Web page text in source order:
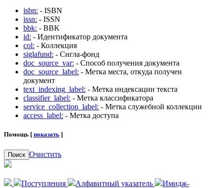
isbn: - ISBN
issn: - ISSN
bbk: - BBK
id: - Идентификатор документа
col: - Коллекция
siglafund: - Сигла-фонд
doc_source_var: - Способ получения документа
doc_source_label: - Метка места, откуда получен
документ
text_indexing_label: - Метка индексации текста
classifier_label: - Метка классификатора
service_collection_label: - Метка служебной коллекции
access_label: - Метка доступа
Помощь [ показать ]
Поиск Очистить
Поступления Алфавитный указатель
Имидж-